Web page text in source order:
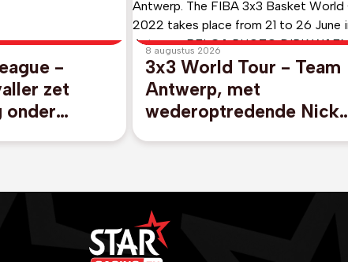
-
zet
onder
8 augustus 2026
3x3 World Tour - Team
Antwerp, met
wederoptredende Nick